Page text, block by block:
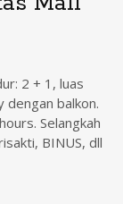
2 + 1, luas
dengan balkon.
Selangkah
BINUS, dll